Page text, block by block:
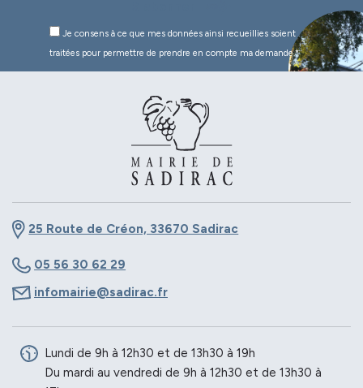
Je consens à ce que mes données ainsi recueillies soient
traitées pour permettre de prendre en compte ma demande.*
25 Route de Créon, 33670 Sadirac
05 56 30 62 29
infomairie@sadirac.fr
Lundi de 9h à 12h30 et de 13h30 à 19h
Du mardi au vendredi de 9h à 12h30 et de 13h30 à